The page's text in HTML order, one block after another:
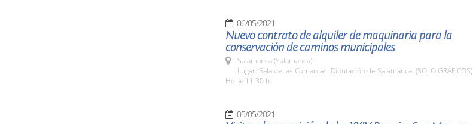
06/05/2021
Nuevo contrato de alquiler de maquinaria para la
conservación de caminos municipales
Salamanca (Salamanca)
Lugar: Sala de las Comarcas. Diputación de Salamanca. (SOLO GRÁFICOS)
Hora: 11:30 h.
05/05/2021